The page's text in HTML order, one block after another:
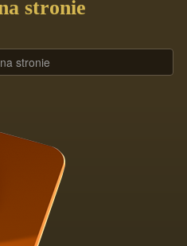
stronie